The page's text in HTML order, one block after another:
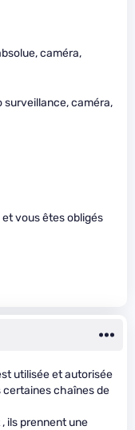
caméra,
surveillance, caméra,
et vous êtes obligés
utilisée et autorisée
certaines chaînes de
ils prennent une